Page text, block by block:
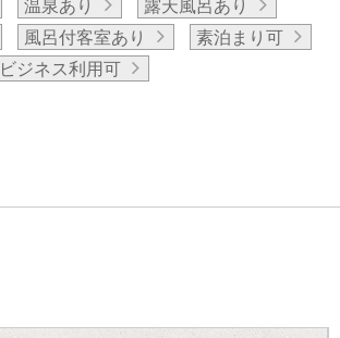
温泉あり
露天風呂あり
風呂付客室あり
素泊まり可
ビジネス利用可